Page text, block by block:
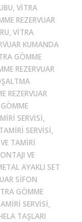
VITRA
REZERVUAR
VITRA
KUMANDA
GÖMME
REZERVUAR
REZERVUAR
SERVISI,
SERVISI,
TAMIRI
VE
AYAKLI SET
SIFON
GÖMME
SERVISI,
TAŞLARI